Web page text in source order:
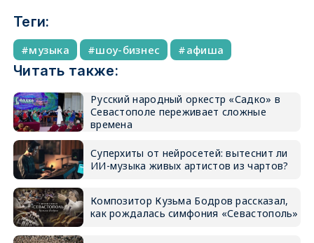
Теги:
музыка шоу-бизнес афиша
Читать также:
Русский народный оркестр «Садко» в
Севастополе переживает сложные
времена
Суперхиты от нейросетей: вытеснит ли
ИИ-музыка живых артистов из чартов?
Композитор Кузьма Бодров рассказал,
как рождалась симфония «Севастополь»